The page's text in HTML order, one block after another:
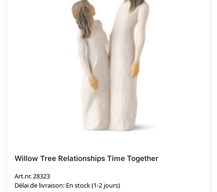
Willow Tree Relationships Time Together
Art.nr. 28323
Délai de livraison: En stock (1-2 jours)